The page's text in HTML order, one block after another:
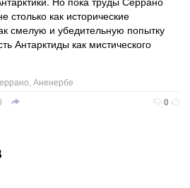
столько как исторические
смелую и убедительную попытку
Антарктиды как мистического
Аненербе
0